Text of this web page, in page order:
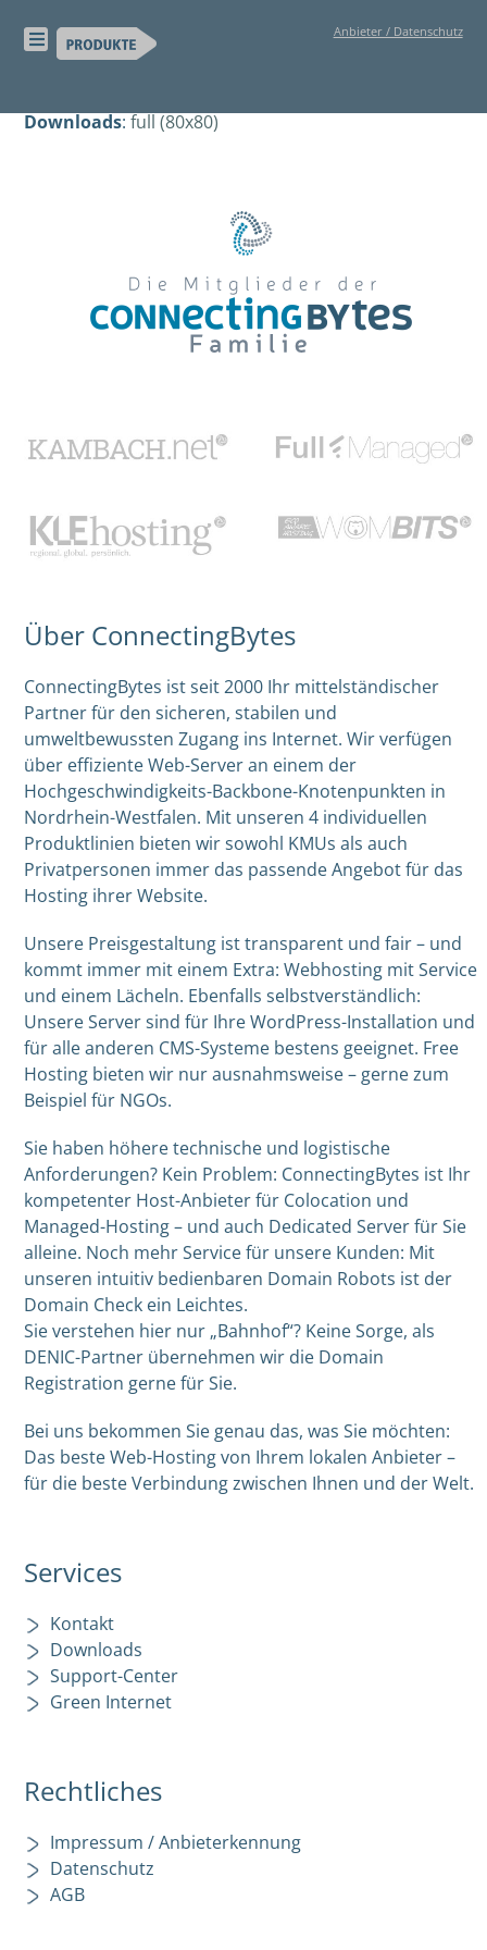
content
Anbieter / Datenschutz
Downloads:full (80x80)
Über ConnectingBytes
ConnectingBytes ist seit 2000 Ihr mittelständischer
Partner für den sicheren, stabilen und
umweltbewussten Zugang ins Internet. Wir verfügen
über effiziente Web-Server an einem der
Hochgeschwindigkeits-Backbone-Knotenpunkten in
Nordrhein-Westfalen. Mit unseren 4 individuellen
Produktlinien bieten wir sowohl KMUs als auch
Privatpersonen immer das passende Angebot für das
Hosting ihrer Website.
Unsere Preisgestaltung ist transparent und fair – und
kommt immer mit einem Extra: Webhosting mit Service
und einem Lächeln. Ebenfalls selbstverständlich:
Unsere Server sind für Ihre WordPress-Installation und
für alle anderen CMS-Systeme bestens geeignet. Free
Hosting bieten wir nur ausnahmsweise – gerne zum
Beispiel für NGOs.
Sie haben höhere technische und logistische
Anforderungen? Kein Problem: ConnectingBytes ist Ihr
kompetenter Host-Anbieter für Colocation und
Managed-Hosting – und auch Dedicated Server für Sie
alleine. Noch mehr Service für unsere Kunden: Mit
unseren intuitiv bedienbaren Domain Robots ist der
Domain Check ein Leichtes.
Sie verstehen hier nur „Bahnhof“? Keine Sorge, als
DENIC-Partner übernehmen wir die Domain
Registration gerne für Sie.
Bei uns bekommen Sie genau das, was Sie möchten:
Das beste Web-Hosting von Ihrem lokalen Anbieter –
für die beste Verbindung zwischen Ihnen und der Welt.
Services
Kontakt
Downloads
Support-Center
Green Internet
Rechtliches
Impressum / Anbieterkennung
Datenschutz
AGB